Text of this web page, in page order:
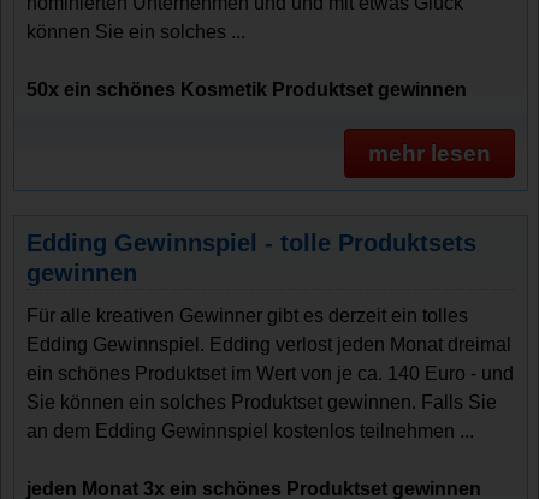
können Sie ein solches ...
50x ein schönes Kosmetik Produktset gewinnen
mehr lesen
Edding Gewinnspiel - tolle Produktsets
gewinnen
Für alle kreativen Gewinner gibt es derzeit ein tolles
Edding Gewinnspiel. Edding verlost jeden Monat dreimal
ein schönes Produktset im Wert von je ca. 140 Euro - und
Sie können ein solches Produktset gewinnen. Falls Sie
an dem Edding Gewinnspiel kostenlos teilnehmen ...
jeden Monat 3x ein schönes Produktset gewinnen